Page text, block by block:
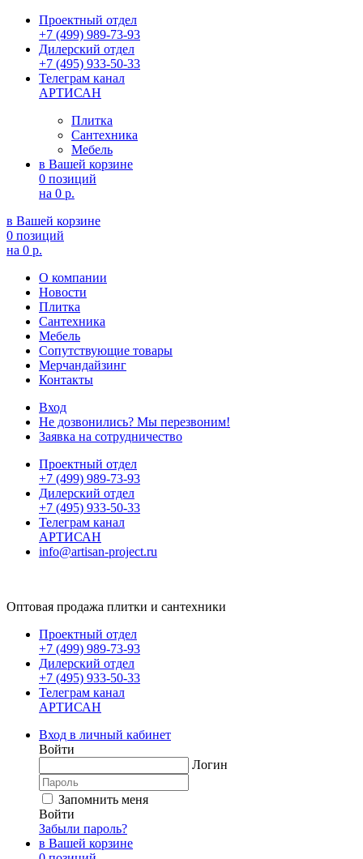
Проектный отдел
+7 (499) 989-73-93
Дилерский отдел
+7 (495) 933-50-33
Телеграм канал
АРТИСАН
Плитка
Сантехника
Мебель
в Вашей корзине
0 позиций
на 0 р.
в Вашей корзине
0 позиций
на 0 р.
О компании
Новости
Плитка
Сантехника
Мебель
Сопутствующие товары
Мерчандайзинг
Контакты
Вход
Не дозвонились? Мы перезвоним!
Заявка на сотрудничество
Проектный отдел
+7 (499) 989-73-93
Дилерский отдел
+7 (495) 933-50-33
Телеграм канал
АРТИСАН
info@artisan-project.ru
Оптовая продажа плитки и сантехники
Проектный отдел
+7 (499) 989-73-93
Дилерский отдел
+7 (495) 933-50-33
Телеграм канал
АРТИСАН
Вход в личный кабинет
Войти
Логин
Запомнить меня
Войти
Забыли пароль?
в Вашей корзине